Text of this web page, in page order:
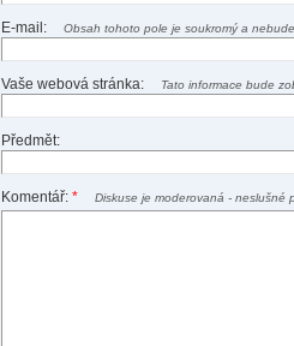
E-mail: Obsah tohoto pole je soukromý a
Vaše webová stránka: Tato informace bude
Předmět:
Komentář:* Diskuse je moderovaná - neslušné